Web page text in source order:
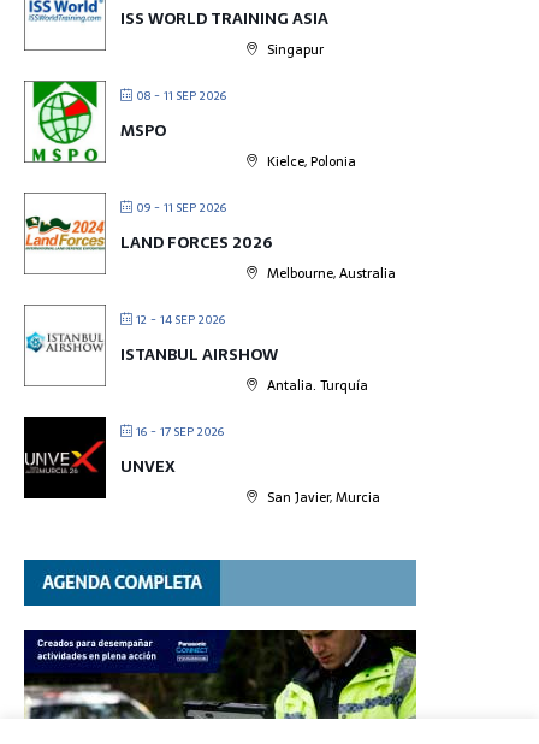
ISS WORLD TRAINING ASIA
Singapur
08 - 11 SEP 2026
MSPO
Kielce, Polonia
09 - 11 SEP 2026
LAND FORCES 2026
Melbourne, Australia
12 - 14 SEP 2026
ISTANBUL AIRSHOW
Antalia. Turquía
16 - 17 SEP 2026
UNVEX
San Javier, Murcia